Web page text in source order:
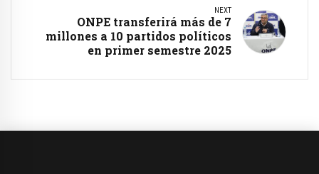
NEXT
ONPE transferirá más de 7
millones a 10 partidos políticos
en primer semestre 2025